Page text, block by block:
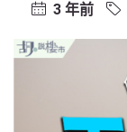
3 年前